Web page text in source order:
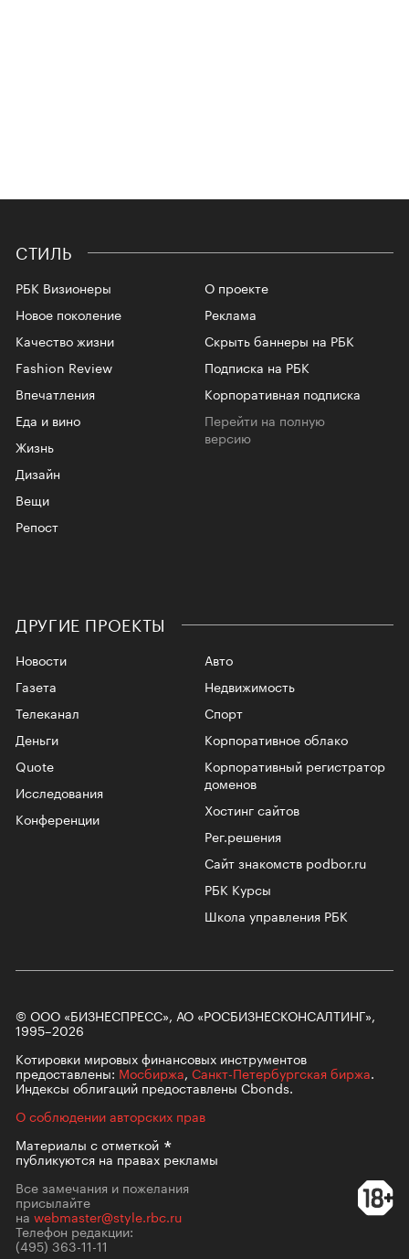
СТИЛЬ
РБК Визионеры
Новое поколение
Качество жизни
Fashion Review
Впечатления
Еда и вино
Жизнь
Дизайн
Вещи
Репост
О проекте
Реклама
Скрыть баннеры на РБК
Подписка на РБК
Корпоративная подписка
Перейти на полную
версию
ДРУГИЕ ПРОЕКТЫ
Новости
Газета
Телеканал
Авто
Недвижимость
Спорт
Корпоративное облако
Корпоративный регистратор
доменов
Хостинг сайтов
Рег.решения
Сайт знакомств podbor.ru
РБК Курсы
Школа управления РБК
Деньги
Quote
Исследования
Конференции
© ООО «БИЗНЕСПРЕСС», АО «РОСБИЗНЕСКОНСАЛТИНГ»,
1995–2026
Котировки мировых финансовых инструментов
предоставлены: Мосбиржа, Санкт-Петербургская биржа.
Индексы облигаций предоставлены Cbonds.
О соблюдении авторских прав
Материалы сотметкой
публикуются на правах рекламы
Все замечания и пожелания
присылайте
на webmaster@style.rbc.ru
Телефон редакции:
(495) 363-11-11